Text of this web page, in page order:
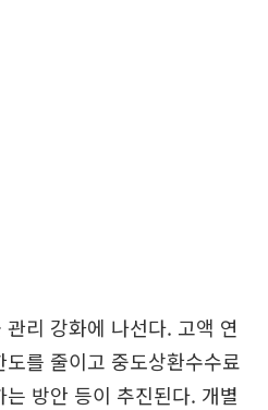
리 강화에 나선다. 고액 연
를 줄이고 중도상환수수료
방안 등이 추진된다. 개별